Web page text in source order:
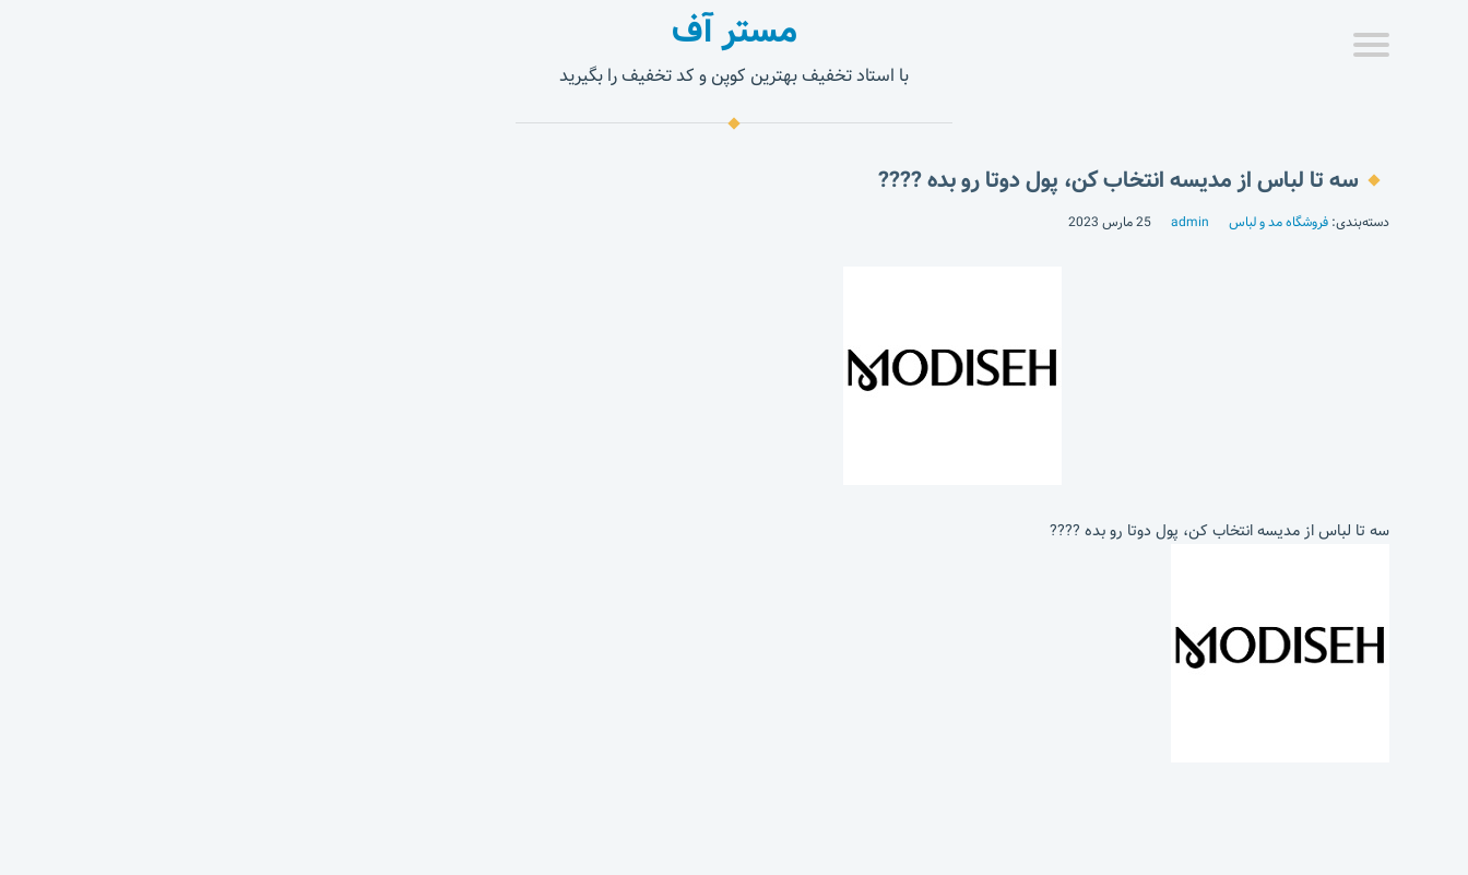
مستر آف
با استاد تخفیف بهترین کوپن و کد تخفیف را بگیرید
سه تا لباس از مدیسه انتخاب کن، پول دوتا رو بده ????
دسته‌بندی: فروشگاه مد و لباس admin 25 مارس 2023
سه تا لباس از مدیسه انتخاب کن، پول دوتا رو بده ????